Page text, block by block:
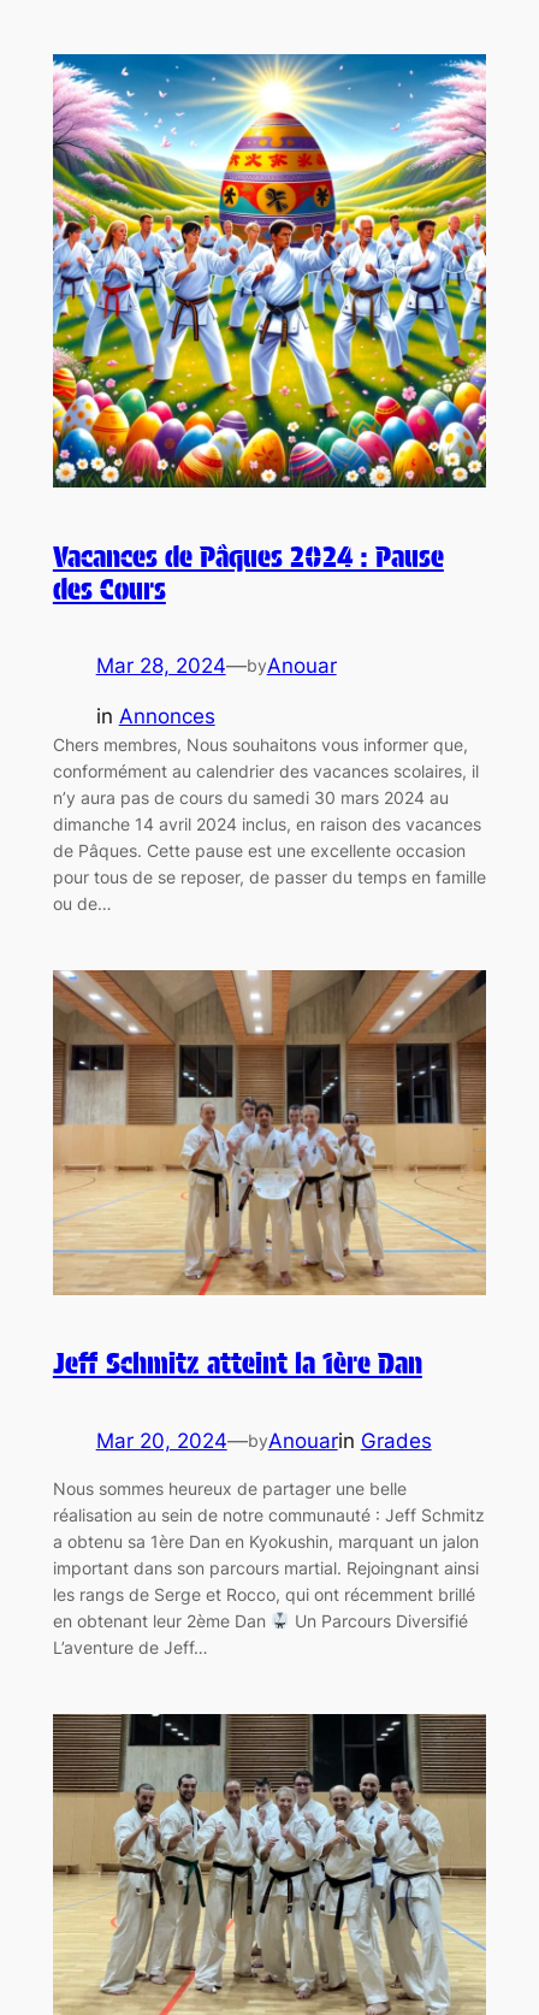
Vacances de Pâques 2024 : Pause
des Cours
Mar 28, 2024—byAnouar
in Annonces
Chers membres, Nous souhaitons vous informer que,
conformément au calendrier des vacances scolaires, il
n’y aura pas de cours du samedi 30 mars 2024 au
dimanche 14 avril 2024 inclus, en raison des vacances
de Pâques. Cette pause est une excellente occasion
pour tous de se reposer, de passer du temps en famille
ou de…
Jeff Schmitz atteint la 1ère Dan
Mar 20, 2024—byAnouarin Grades
Nous sommes heureux de partager une belle
réalisation au sein de notre communauté : Jeff Schmitz
a obtenu sa 1ère Dan en Kyokushin, marquant un jalon
important dans son parcours martial. Rejoingnant ainsi
les rangs de Serge et Rocco, qui ont récemment brillé
en obtenant leur 2ème Dan
Un Parcours Diversifié
L’aventure de Jeff…